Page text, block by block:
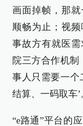
画面掉帧，那
顺畅为止；视
事故方有就医
院三方合作机制
事人只需要一个
结算、一码取车’
“e路通”平台的